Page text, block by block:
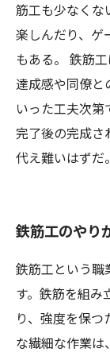
筋工も少なくな
楽しんだり、ゲ
もある。 鉄筋
達成感や同僚と
いった工夫次
完了後の完成さ
代え難いはずだ。
鉄筋工のやり
鉄筋工という職
す。鉄筋を組
り、強度を保
な繊細な作業